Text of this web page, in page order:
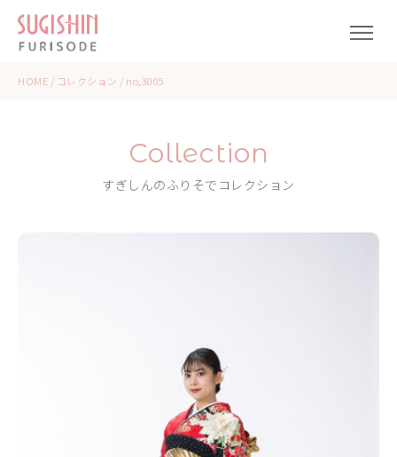
HOME / コレクション / no,3005
Collection
すぎしんのふりそでコレクション